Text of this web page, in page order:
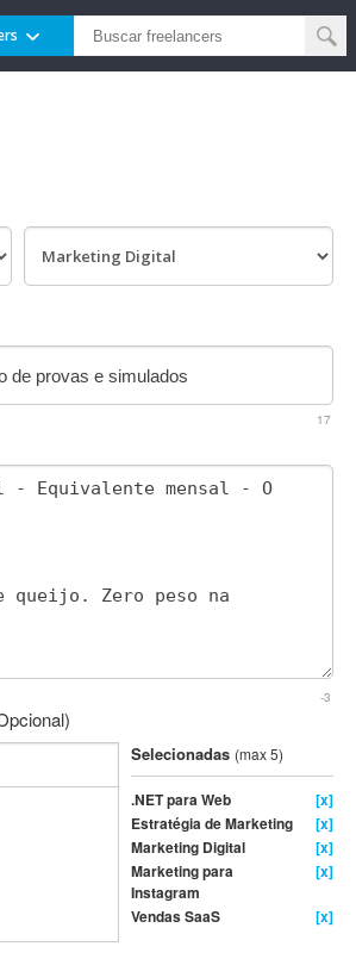
17
-3
Selecionadas (max 5)
.NET para Web
[x]
Estratégia de Marketing
[x]
Marketing Digital
[x]
Marketing para
Instagram
[x]
Vendas SaaS [x]